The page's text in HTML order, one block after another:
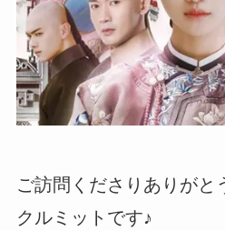
ご訪問くださりありがと
クルミットです♪